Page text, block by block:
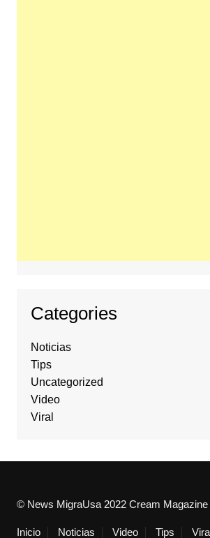
Categories
Noticias
Tips
Uncategorized
Video
Viral
© News MigraUsa 2022Cream Magazine
Inicio Noticias Video Tips